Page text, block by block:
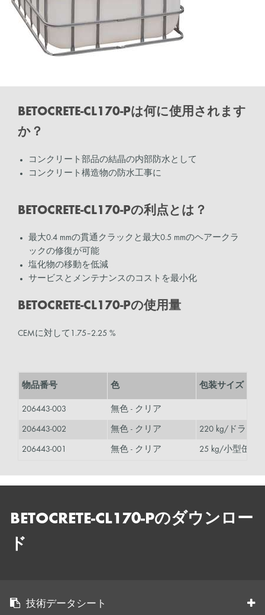
BETOCRETE-CL170-Pは何に使用されます
か？
コンクリート部品の結晶の内部防水として
コンクリート構造物の防水工事に
BETOCRETE-CL170-Pの利点とは？
最大0.4 mmの貫通クラックと最大0.5 mmのヘアークラ
ックの修復が可能
塩化物の移動を低減
サービスとメンテナンスのコストを最小化
BETOCRETE-CL170-Pの使用量
CEMに対して1.75–2.25 %
物品番号 色 包装サイズ
206443-003 無色 - クリア
206443-002 無色 - クリア 220 kg/ドラム缶
206443-001 無色 - クリア 25 kg/小型缶
BETOCRETE-CL170-Pのダウンロー
ド
技術データシート